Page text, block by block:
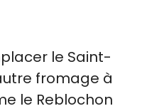
le Saint-
fromage à
le Reblochon